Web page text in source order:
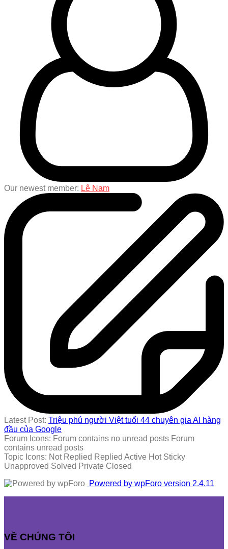
Our newest member: Lê Nam
Latest Post: Triệu phú người Việt tuổi 44 chuyên gia AI hàng
đầu của Google
Forum Icons: Forum contains no unread posts Forum
contains unread posts
Topic Icons: Not Replied Replied Active Hot Sticky
Unapproved Solved Private Closed
Powered by wpForo version 2.4.11
VỀ CHÚNG TÔI